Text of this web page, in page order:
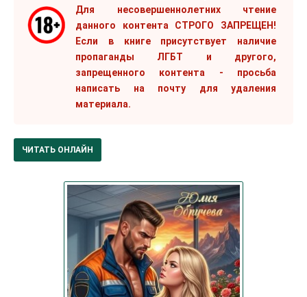
Для несовершеннолетних чтение
данного контента СТРОГО ЗАПРЕЩЕН!
Если в книге присутствует наличие
пропаганды ЛГБТ и другого,
запрещенного контента - просьба
написать на почту для удаления
материала.
ЧИТАТЬ ОНЛАЙН